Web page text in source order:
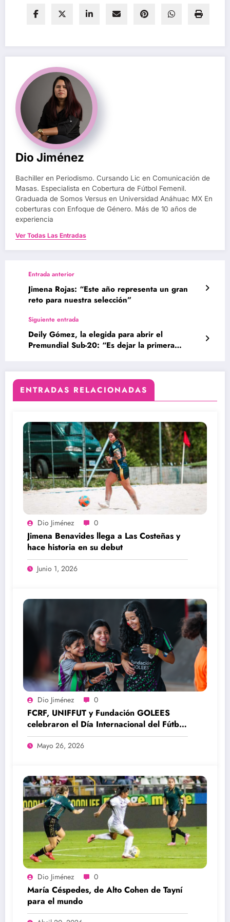
Dio Jiménez
Bachiller en Periodismo. Cursando Lic en Comunicación de
Masas. Especialista en Cobertura de Fútbol Femenil.
Graduada de Somos Versus en Universidad Anáhuac MX En
coberturas con Enfoque de Género. Más de 10 años de
experiencia
Ver Todas Las Entradas
Entrada anterior
Jimena Rojas: “Este año representa un gran
reto para nuestra selección”
Siguiente entrada
Deily Gómez, la elegida para abrir el
Premundial Sub-20: “Es dejar la primera
ENTRADAS RELACIONADAS
Dio Jiménez 0
Jimena Benavides llega a Las Costeñas y
hace historia en su debut
Junio 1, 2026
Dio Jiménez 0
FCRF, UNIFFUT y Fundación GOLEES
celebraron el Día Internacional del Fútbol
Femenino
Mayo 26, 2026
Dio Jiménez 0
María Céspedes, de Alto Cohen de Tayní
para el mundo